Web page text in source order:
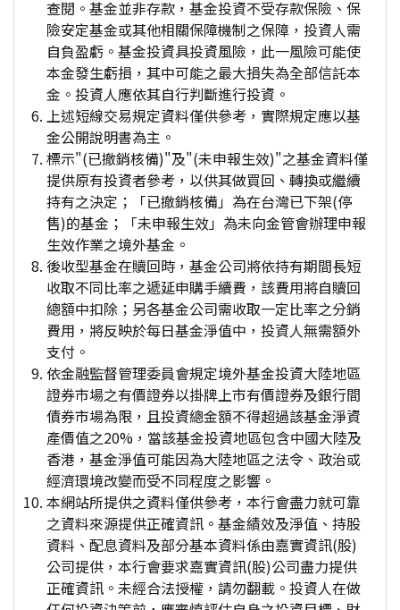
查閱。基金並非存款，基金投資不受存款保險、保
險安定基金或其他相關保障機制之保障，投資人需
自負盈虧。基金投資具投資風險，此一風險可能使
本金發生虧損，其中可能之最大損失為全部信託本
金。投資人應依其自行判斷進行投資。
上述短線交易規定資料僅供參考，實際規定應以基
金公開說明書為主。
標示"(已撤銷核備)"及"(未申報生效)"之基金資料僅
提供原有投資者參考，以供其做買回、轉換或繼續
持有之決定；「已撤銷核備」為在台灣已下架(停
售)的基金；「未申報生效」為未向金管會辦理申報
生效作業之境外基金。
後收型基金在贖回時，基金公司將依持有期間長短
收取不同比率之遞延申購手續費，該費用將自贖回
總額中扣除；另各基金公司需收取一定比率之分銷
費用，將反映於每日基金淨值中，投資人無需額外
支付。
依金融監督管理委員會規定境外基金投資大陸地區
證券市場之有價證券以掛牌上市有價證券及銀行間
債券市場為限，且投資總金額不得超過該基金淨資
產價值之20%，當該基金投資地區包含中國大陸及
香港，基金淨值可能因為大陸地區之法令、政治或
經濟環境改變而受不同程度之影響。
本網站所提供之資料僅供參考，本行會盡力就可靠
之資料來源提供正確資訊。基金績效及淨值、持股
資料、配息資料及部分基本資料係由嘉實資訊(股)
公司提供，本行會要求嘉實資訊(股)公司盡力提供
正確資訊。未經合法授權，請勿翻載。投資人在做